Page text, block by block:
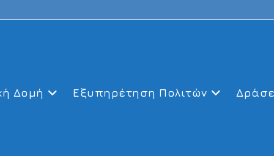
Δομή Εξυπηρέτηση Πολιτών